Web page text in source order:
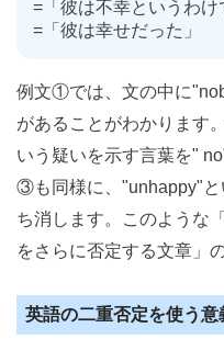
=「彼は不幸というわけ
=「彼は幸せだった」
例文①では、文の中に
があることがわかります
いう疑いを示す言葉を"
③も同様に、"unhappy"と
ち消します。このような
をさらに否定する文章」
英語の二重否定を使う意